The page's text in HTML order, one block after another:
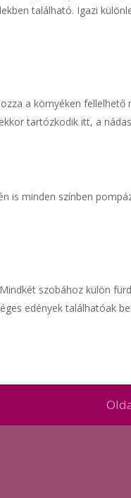
található. Igazi
a környéken
tartózkodik itt, a
minden színben
szobához külön
edények találhatóak